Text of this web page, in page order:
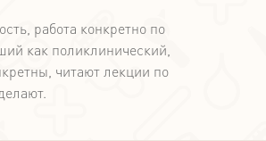
работа конкретно по
как поликлинический,
читают лекции по